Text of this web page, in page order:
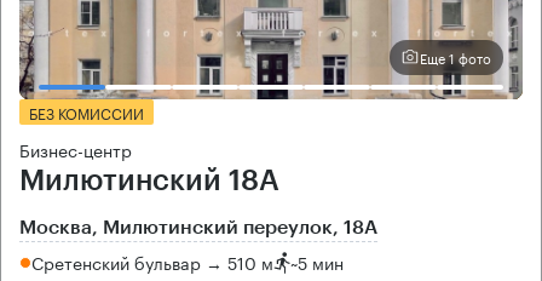
Еще 1 фото
БЕЗ КОМИССИИ
Бизнес-центр
Милютинский 18А
Москва, Милютинский переулок, 18А
Сретенский бульвар → 510 м ~5 мин